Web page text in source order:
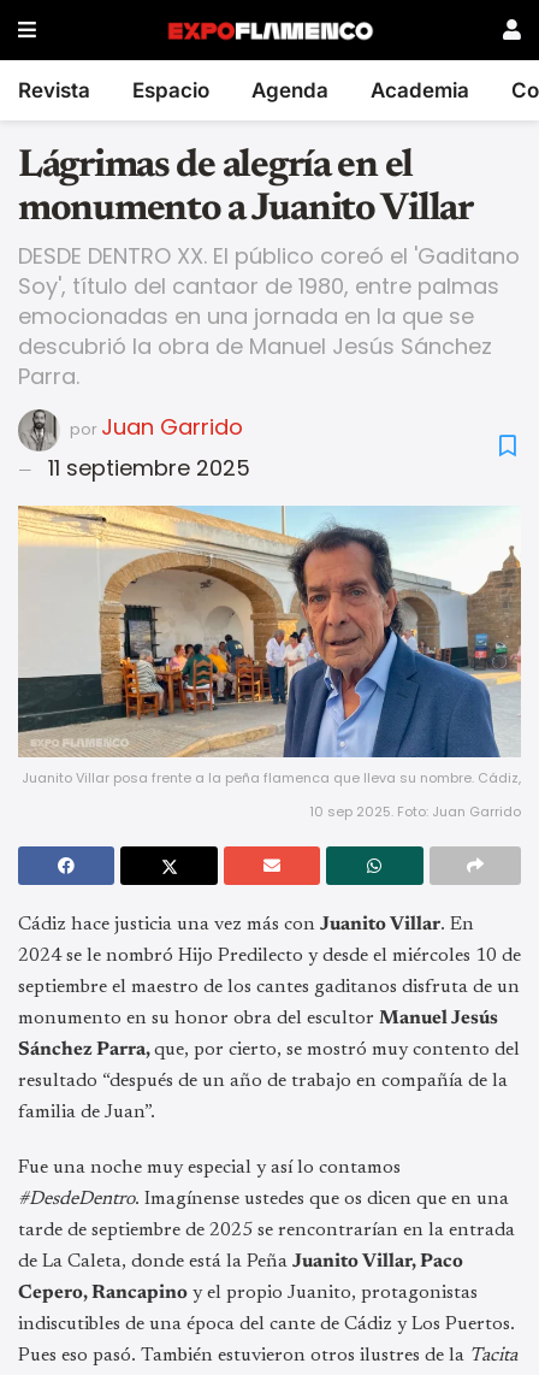
Revista Espacio Agenda Academia
Lágrimas de alegría en el
monumento a Juanito Villar
DESDE DENTRO XX. El público coreó el 'Gaditano
Soy', título del cantaor de 1980, entre palmas
emocionadas en una jornada en la que se
descubrió la obra de Manuel Jesús Sánchez
Parra.
por Juan Garrido
11 septiembre 2025
Juanito Villar posa frente a la peña flamenca que lleva su nombre. Cádiz,
10 sep 2025. Foto: Juan Garrido
Cádiz hace justicia una vez más con Juanito Villar. En
2024 se le nombró Hijo Predilecto y desde el miércoles 10 de
septiembre el maestro de los cantes gaditanos disfruta de un
monumento en su honor obra del escultor Manuel Jesús
Sánchez Parra,que, por cierto, se mostró muy contento del
resultado “después de un año de trabajo en compañía de la
familia de Juan”.
Fue una noche muy especial y así lo contamos
#DesdeDentro. Imagínense ustedes que os dicen que en una
tarde de septiembre de 2025 se rencontrarían en la entrada
de La Caleta, donde está la Peña Juanito Villar, Paco
Cepero, Rancapino y el propio Juanito, protagonistas
indiscutibles de una época del cante de Cádiz y Los Puertos.
Pues eso pasó. También estuvieron otros ilustres de la Tacita